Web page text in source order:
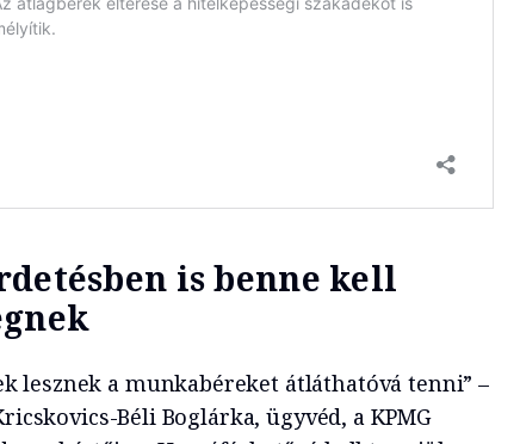
is benne kell
lesznek a munkabéreket átláthatóvá tenni” –
Béli Boglárka, ügyvéd, a KPMG